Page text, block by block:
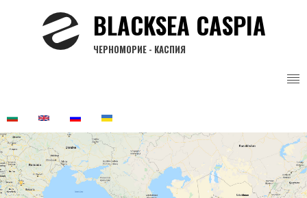
BLACKSEA CASPIA
ЧЕРНОМОРИЕ - КАСПИЯ